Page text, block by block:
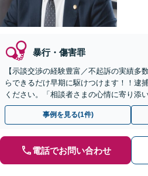
暴行・傷害罪
【示談交渉の経験豊富／不起訴の実績多
らできるだけ早期に駆けつけます！！逮
ください。「相談者さまの心情に寄り添
行・傷害／横領／飲酒運転ほか【夜間相
事例を見る(1件)
電話でお問い合わせ